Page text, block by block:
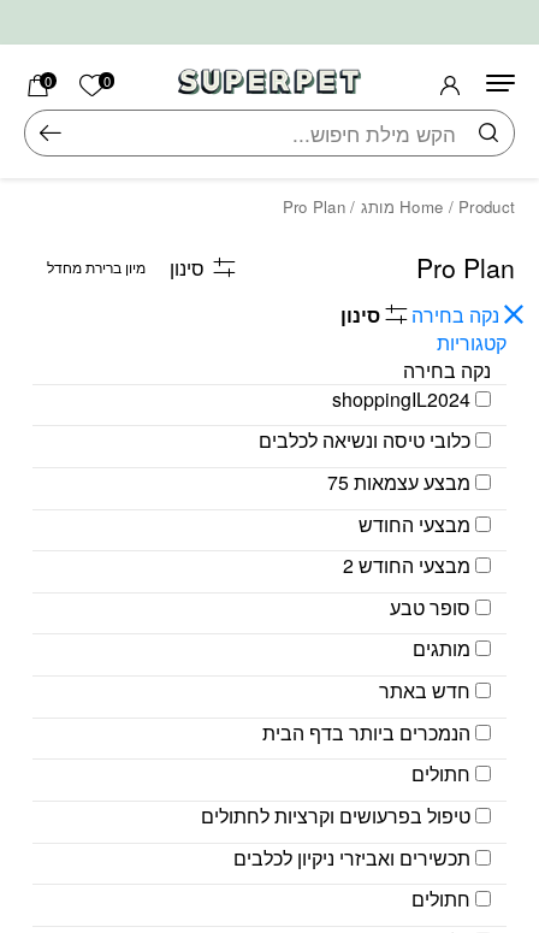
0 הרשימה
0
חיפוש
Home / Product מותג / Pro Plan
Pro Plan
סינון
נקה בחירה
סינון
קטגוריות
נקה בחירה
shoppingIL2024
כלובי טיסה ונשיאה לכלבים
מבצע עצמאות 75
מבצעי החודש
מבצעי החודש 2
סופר טבע
מותגים
חדש באתר
הנמכרים ביותר בדף הבית
חתולים
טיפול בפרעושים וקרציות לחתולים
תכשירים ואביזרי ניקיון לכלבים
חתולים